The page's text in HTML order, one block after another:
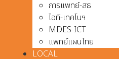
การแพทย์-สธ
ไอที-เทคโนฯ
MDES-ICT
แพทย์แผนไทย
LOCAL